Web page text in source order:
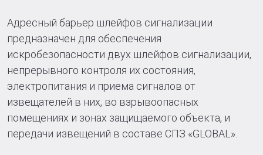
Адресный барьер шлейфов сигнализации
предназначен для обеспечения
искробезопасности двух шлейфов сигнализации,
непрерывного контроля их состояния,
электропитания и приема сигналов от
извещателей в них, во взрывоопасных
помещениях и зонах защищаемого объекта, и
передачи извещений в составе СПЗ «GLOBAL».